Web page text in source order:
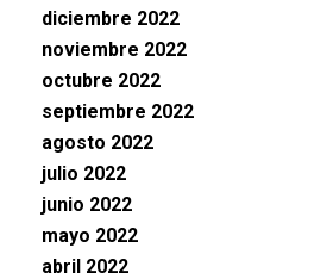
diciembre 2022
noviembre 2022
octubre 2022
septiembre 2022
agosto 2022
julio 2022
junio 2022
mayo 2022
abril 2022